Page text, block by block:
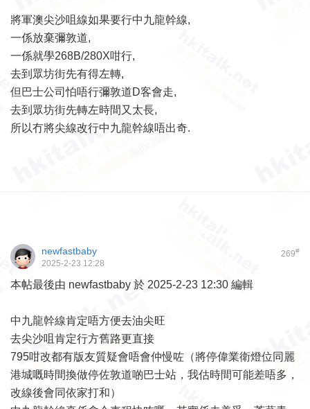
將軍澳尖沙咀線如果要行中九龍幹線,
一係放棄彌敦道,
一係就學268B/280X咁行,
去到眾坊街先有得左轉,
但巴士公司怕唔行彌敦道D客會走,
去到眾坊街先轉左時間又太長,
所以冇將尖線改行中九龍幹線唔出奇.
269#
newfastbaby
2025-2-23 12:28
本帖最後由 newfastbaby 於 2025-2-23 12:30 編輯
中九龍幹線肯定唔方便去油尖旺
去尖沙咀肯定行方舊路更直接
795咁改都有版友質疑會唔會仲慢咗（將停偉業衛燈位同麗
港城嘅時間換做停佐敦道啲巴士站，我估時間可能差唔多，
改線後會同依家打和）